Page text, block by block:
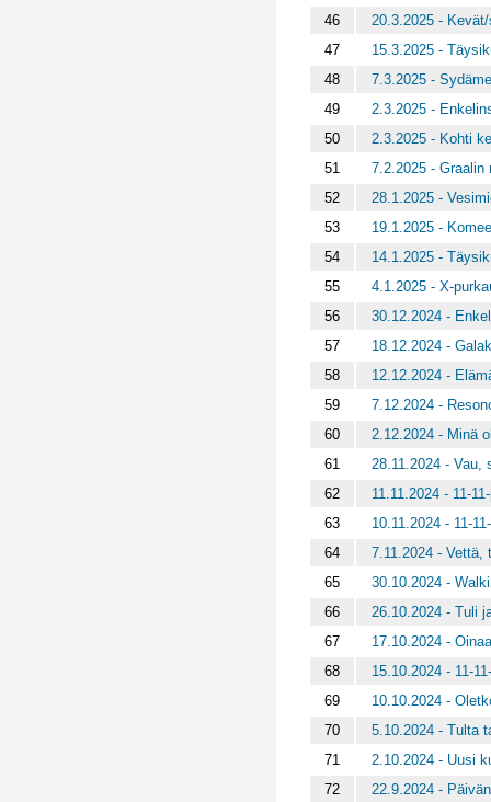
46
20.3.2025 -
47
15.3.2025 -
48
7.3.2025 -
49
2.3.2025 -
50
2.3.2025 - Kohti
51
7.2.2025 - Graalin
52
28.1.2025 -
53
19.1.2025 -
54
14.1.2025 -
55
4.1.2025 - X-
56
30.12.2024 -
57
18.12.2024 -
58
12.12.2024 -
59
7.12.2024 -
60
2.12.2024 - Minä
61
28.11.2024 - Vau,
62
11.11.2024 - 11-
63
10.11.2024 - 11-
64
7.11.2024 - Vettä,
65
30.10.2024 -
66
26.10.2024 - Tuli
67
17.10.2024 -
68
15.10.2024 - 11-
69
10.10.2024 -
70
5.10.2024 - Tulta
71
2.10.2024 - Uusi
72
22.9.2024 -